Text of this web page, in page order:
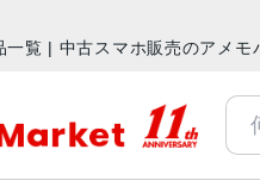
覧 | 中古スマホ販売のアメモ